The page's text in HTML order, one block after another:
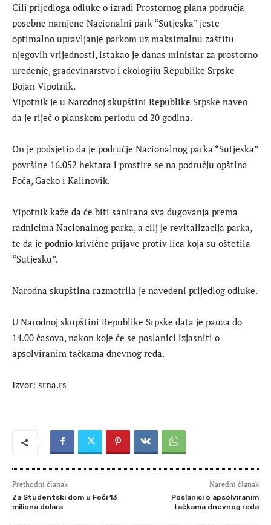
Cilj prijedloga odluke o izradi Prostornog plana područja
posebne namjene Nacionalni park “Sutjeska” jeste
optimalno upravljanje parkom uz maksimalnu zaštitu
njegovih vrijednosti, istakao je danas ministar za prostorno
uređenje, građevinarstvo i ekologiju Republike Srpske
Bojan Vipotnik.
Vipotnik je u Narodnoj skupštini Republike Srpske naveo
da je riječ o planskom periodu od 20 godina.
On je podsjetio da je područje Nacionalnog parka “Sutjeska”
površine 16.052 hektara i prostire se na području opština
Foča, Gacko i Kalinovik.
Vipotnik kaže da će biti sanirana sva dugovanja prema
radnicima Nacionalnog parka, a cilj je revitalizacija parka,
te da je podnio krivične prijave protiv lica koja su oštetila
“Sutjesku”.
Narodna skupština razmotrila je navedeni prijedlog odluke.
U Narodnoj skupštini Republike Srpske data je pauza do
14.00 časova, nakon koje će se poslanici izjasniti o
apsolviranim tačkama dnevnog reda.
Izvor: srna.rs
Prethodni članak
Za Studentski dom u Foči 13
miliona dolara
Naredni članak
Poslanici o apsolviranim
tačkama dnevnog reda